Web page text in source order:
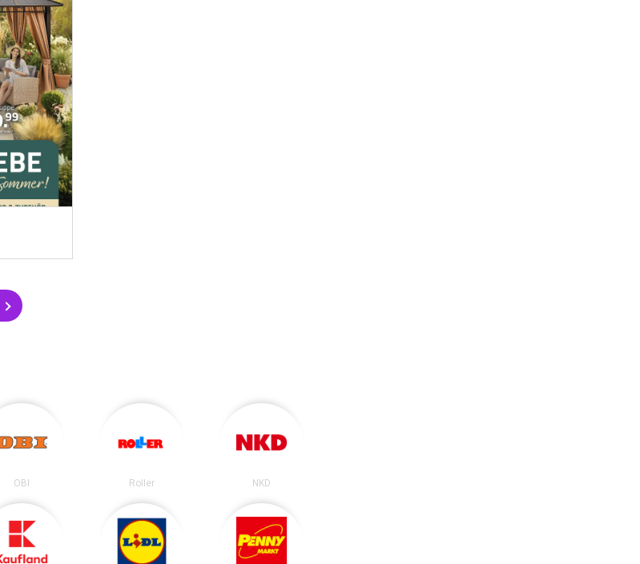
OBI Roller NKD